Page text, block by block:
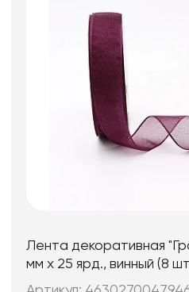
Лента декоративная
мм х 25 ярд., винный (8